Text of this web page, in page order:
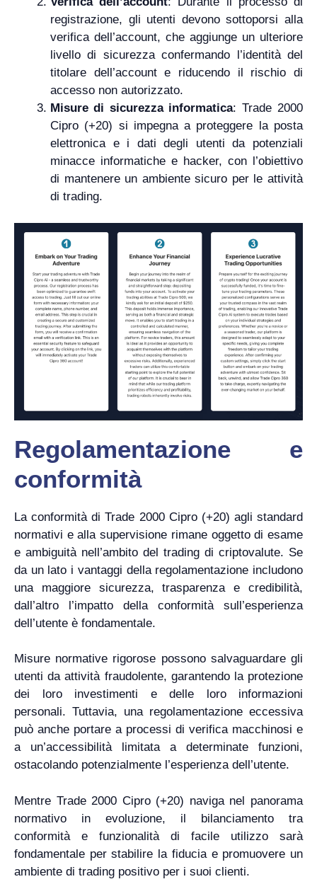
registrazione, gli utenti devono sottoporsi alla
verifica dell’account, che aggiunge un ulteriore
livello di sicurezza confermando l’identità del
titolare dell’account e riducendo il rischio di
accesso non autorizzato.
Misure di sicurezza informatica: Trade 2000
Cipro (+20) si impegna a proteggere la posta
elettronica e i dati degli utenti da potenziali
minacce informatiche e hacker, con l’obiettivo
di mantenere un ambiente sicuro per le attività
di trading.
Regolamentazione e
conformità
La conformità di Trade 2000 Cipro (+20) agli standard
normativi e alla supervisione rimane oggetto di esame
e ambiguità nell’ambito del trading di criptovalute. Se
da un lato i vantaggi della regolamentazione includono
una maggiore sicurezza, trasparenza e credibilità,
dall’altro l’impatto della conformità sull’esperienza
dell’utente è fondamentale.
Misure normative rigorose possono salvaguardare gli
utenti da attività fraudolente, garantendo la protezione
dei loro investimenti e delle loro informazioni
personali. Tuttavia, una regolamentazione eccessiva
può anche portare a processi di verifica macchinosi e
a un’accessibilità limitata a determinate funzioni,
ostacolando potenzialmente l’esperienza dell’utente.
Mentre Trade 2000 Cipro (+20) naviga nel panorama
normativo in evoluzione, il bilanciamento tra
conformità e funzionalità di facile utilizzo sarà
fondamentale per stabilire la fiducia e promuovere un
ambiente di trading positivo per i suoi clienti.